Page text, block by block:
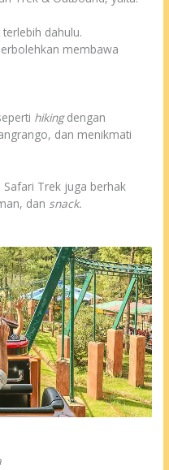
dahulu.
membawa
hikingdengan
dan menikmati
Trek juga berhak
dan snack.